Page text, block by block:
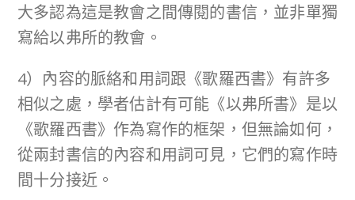
大多認為這是教會之間傳閱的書信，並非單獨
寫給以弗所的教會。
4）內容的脈絡和用詞跟《歌羅西書》有許多
相似之處，學者估計有可能《以弗所書》是以
《歌羅西書》作為寫作的框架，但無論如何，
從兩封書信的內容和用詞可見，它們的寫作時
間十分接近。